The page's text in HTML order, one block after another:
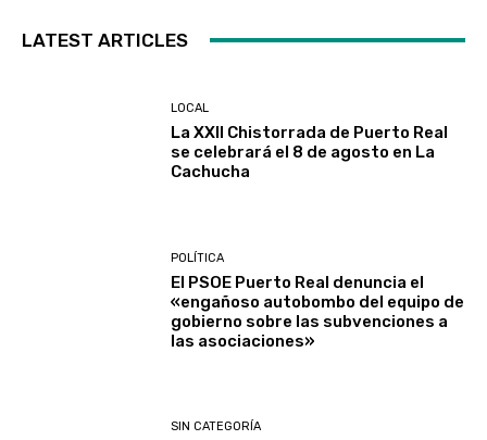
LATEST ARTICLES
LOCAL
La XXII Chistorrada de Puerto Real
se celebrará el 8 de agosto en La
Cachucha
POLÍTICA
El PSOE Puerto Real denuncia el
«engañoso autobombo del equipo de
gobierno sobre las subvenciones a
las asociaciones»
SIN CATEGORÍA